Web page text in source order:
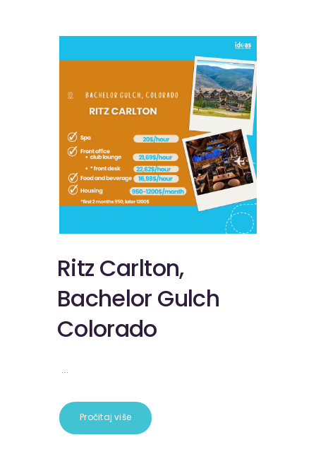
Ritz Carlton,
Bachelor Gulch
Colorado
...
Pročitaj više